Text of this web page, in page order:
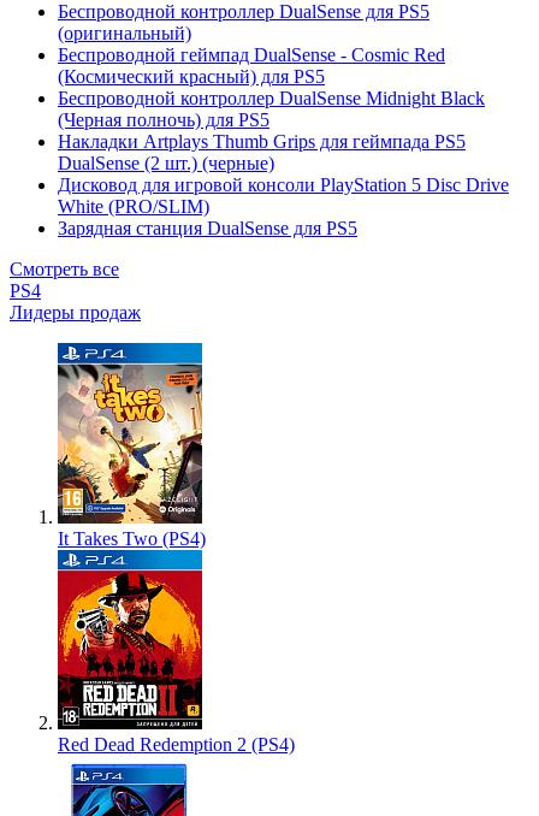
Беспроводной контроллер DualSense для PS5
(оригинальный)
Беспроводной геймпад DualSense - Cosmic Red
(Космический красный) для PS5
Беспроводной контроллер DualSense Midnight Black
(Черная полночь) для PS5
Накладки Artplays Thumb Grips для геймпада PS5
DualSense (2 шт.) (черные)
Дисковод для игровой консоли PlayStation 5 Disc Drive
White (PRO/SLIM)
Зарядная станция DualSense для PS5
Смотреть все
PS4
Лидеры продаж
It Takes Two (PS4)
Red Dead Redemption 2 (PS4)